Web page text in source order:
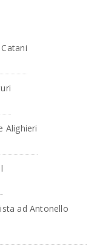
Alighieri
ad Antonello